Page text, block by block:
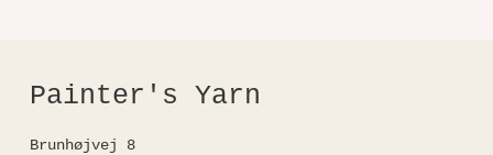
Painter's Yarn
Brunhøjvej 8